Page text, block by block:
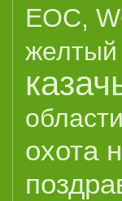
EOC,
желтый
области
охота